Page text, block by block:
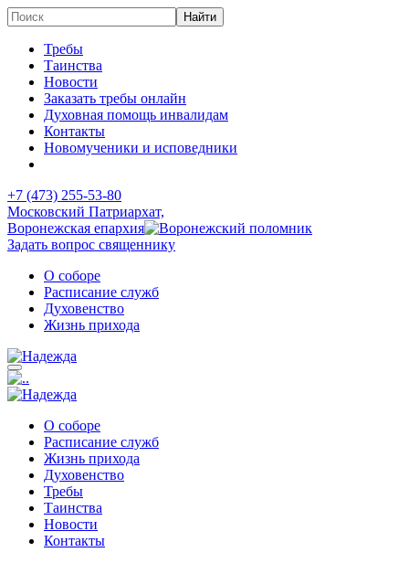
Требы
Таинства
Новости
Заказать требы онлайн
Духовная помощь инвалидам
Контакты
Новомученики и исповедники
+7 (473) 255-53-80
Московский Патриархат,
Воронежская епархия
Задать вопрос священнику
О соборе
Расписание служб
Духовенство
Жизнь прихода
О соборе
Расписание служб
Жизнь прихода
Духовенство
Требы
Таинства
Новости
Контакты